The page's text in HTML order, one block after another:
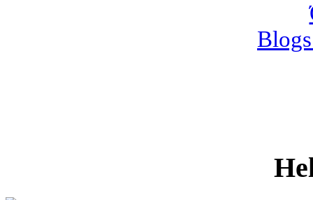
Blogs